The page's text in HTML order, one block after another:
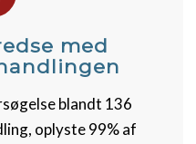
med
blandt 136
oplyste 99% af